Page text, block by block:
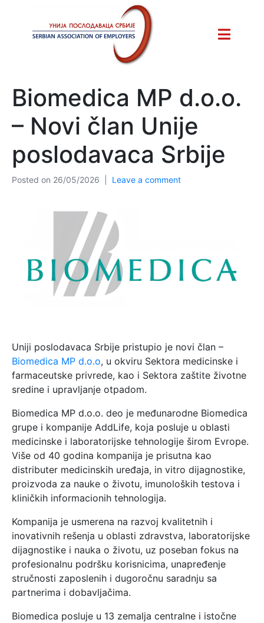
Biomedica MP d.o.o.
– Novi član Unije
poslodavaca Srbije
Posted on 26/05/2026 Leave a comment
Uniji poslodavaca Srbije pristupio je novi član –
Biomedica MP d.o.o, u okviru Sektora medicinske i
farmaceutske privrede, kao i Sektora zaštite životne
sredine i upravljanje otpadom.
Biomedica MP d.o.o. deo je međunarodne Biomedica
grupe i kompanije AddLife, koja posluje u oblasti
medicinske i laboratorijske tehnologije širom Evrope.
Više od 40 godina kompanija je prisutna kao
distributer medicinskih uređaja, in vitro dijagnostike,
proizvoda za nauke o životu, imunoloških testova i
kliničkih informacionih tehnologija.
Kompanija je usmerena na razvoj kvalitetnih i
inovativnih rešenja u oblasti zdravstva, laboratorijske
dijagnostike i nauka o životu, uz poseban fokus na
profesionalnu podršku korisnicima, unapređenje
stručnosti zaposlenih i dugoročnu saradnju sa
partnerima i dobavljačima.
Biomedica posluje u 13 zemalja centralne i istočne